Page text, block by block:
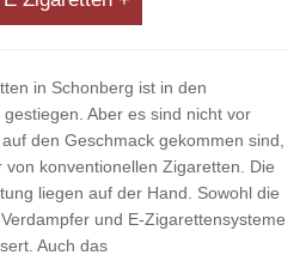
in Schonberg ist in den
Aber es sind nicht vor
den Geschmack gekommen sind,
konventionellen Zigaretten. Die
liegen auf der Hand. Sowohl die
und E-Zigarettensysteme
Auch das